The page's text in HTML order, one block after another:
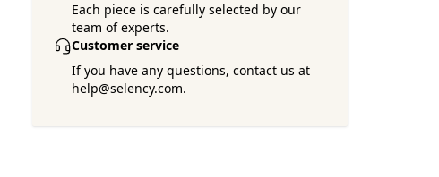
Each piece is carefully selected by our
team of experts.
Customer service
If you have any questions, contact us at
help@selency.com.